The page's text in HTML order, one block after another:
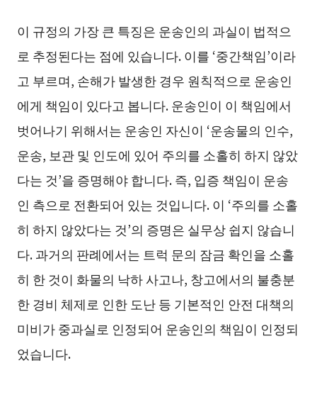
이 규정의 가장 큰 특징은 운송인의 과실이 법적으
로 추정된다는 점에 있습니다. 이를 ‘중간책임’이라
고 부르며, 손해가 발생한 경우 원칙적으로 운송인
에게 책임이 있다고 봅니다. 운송인이 이 책임에서
벗어나기 위해서는 운송인 자신이 ‘운송물의 인수,
운송, 보관 및 인도에 있어 주의를 소홀히 하지 않았
다는 것’을 증명해야 합니다. 즉, 입증 책임이 운송
인 측으로 전환되어 있는 것입니다. 이 ‘주의를 소홀
히 하지 않았다는 것’의 증명은 실무상 쉽지 않습니
다. 과거의 판례에서는 트럭 문의 잠금 확인을 소홀
히 한 것이 화물의 낙하 사고나, 창고에서의 불충분
한 경비 체제로 인한 도난 등 기본적인 안전 대책의
미비가 중과실로 인정되어 운송인의 책임이 인정되
었습니다.